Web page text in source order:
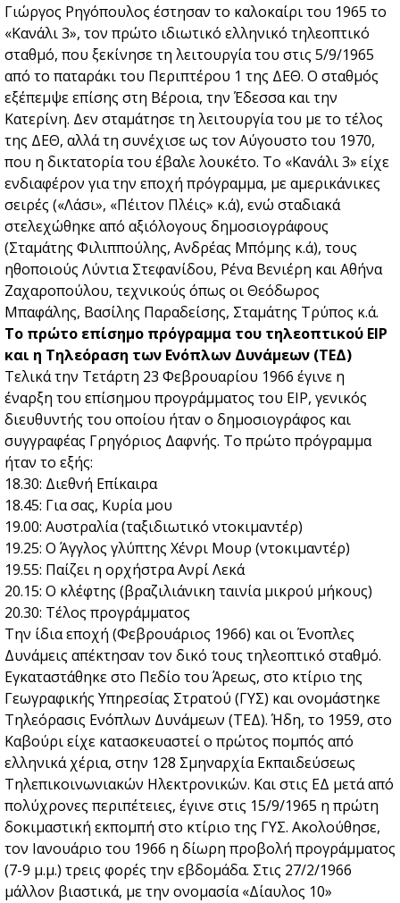
Γιώργος Ρηγόπουλος έστησαν το καλοκαίρι του 1965 το
«Κανάλι 3», τον πρώτο ιδιωτικό ελληνικό τηλεοπτικό
σταθμό, που ξεκίνησε τη λειτουργία του στις 5/9/1965
από το παταράκι του Περιπτέρου 1 της ΔΕΘ. Ο σταθμός
εξέπεμψε επίσης στη Βέροια, την Έδεσσα και την
Κατερίνη. Δεν σταμάτησε τη λειτουργία του με το τέλος
της ΔΕΘ, αλλά τη συνέχισε ως τον Αύγουστο του 1970,
που η δικτατορία του έβαλε λουκέτο. Το «Κανάλι 3» είχε
ενδιαφέρον για την εποχή πρόγραμμα, με αμερικάνικες
σειρές («Λάσι», «Πέιτον Πλέις» κ.ά), ενώ σταδιακά
στελεχώθηκε από αξιόλογους δημοσιογράφους
(Σταμάτης Φιλιππούλης, Ανδρέας Μπόμης κ.ά), τους
ηθοποιούς Λύντια Στεφανίδου, Ρένα Βενιέρη και Αθήνα
Ζαχαροπούλου, τεχνικούς όπως οι Θεόδωρος
Μπαφάλης, Βασίλης Παραδείσης, Σταμάτης Τρύπος κ.ά.
Το πρώτο επίσημο πρόγραμμα του τηλεοπτικού EIΡ
και η Τηλεόραση των Ενόπλων Δυνάμεων (TEΔ)
Τελικά την Τετάρτη 23 Φεβρουαρίου 1966 έγινε η
έναρξη του επίσημου προγράμματος του EIΡ, γενικός
διευθυντής του οποίου ήταν ο δημοσιογράφος και
συγγραφέας Γρηγόριος Δαφνής. Το πρώτο πρόγραμμα
ήταν το εξής:
18.30: Διεθνή Επίκαιρα
18.45: Για σας, Κυρία μου
19.00: Αυστραλία (ταξιδιωτικό ντοκιμαντέρ)
19.25: Ο Άγγλος γλύπτης Χένρι Μουρ (ντοκιμαντέρ)
19.55: Παίζει η ορχήστρα Ανρί Λεκά
20.15: Ο κλέφτης (βραζιλιάνικη ταινία μικρού μήκους)
20.30: Τέλος προγράμματος
Την ίδια εποχή (Φεβρουάριος 1966) και οι Ένοπλες
Δυνάμεις απέκτησαν τον δικό τους τηλεοπτικό σταθμό.
Εγκαταστάθηκε στο Πεδίο του Άρεως, στο κτίριο της
Γεωγραφικής Υπηρεσίας Στρατού (ΓΥΣ) και ονομάστηκε
Τηλεόρασις Ενόπλων Δυνάμεων (ΤΕΔ). Ήδη, το 1959, στο
Καβούρι είχε κατασκευαστεί ο πρώτος πομπός από
ελληνικά χέρια, στην 128 Σμηναρχία Εκπαιδεύσεως
Τηλεπικοινωνιακών Ηλεκτρονικών. Και στις ΕΔ μετά από
πολύχρονες περιπέτειες, έγινε στις 15/9/1965 η πρώτη
δοκιμαστική εκπομπή στο κτίριο της ΓΥΣ. Ακολούθησε,
τον Ιανουάριο του 1966 η δίωρη προβολή προγράμματος
(7-9 μ.μ.) τρεις φορές την εβδομάδα. Στις 27/2/1966
μάλλον βιαστικά, με την ονομασία «Δίαυλος 10»